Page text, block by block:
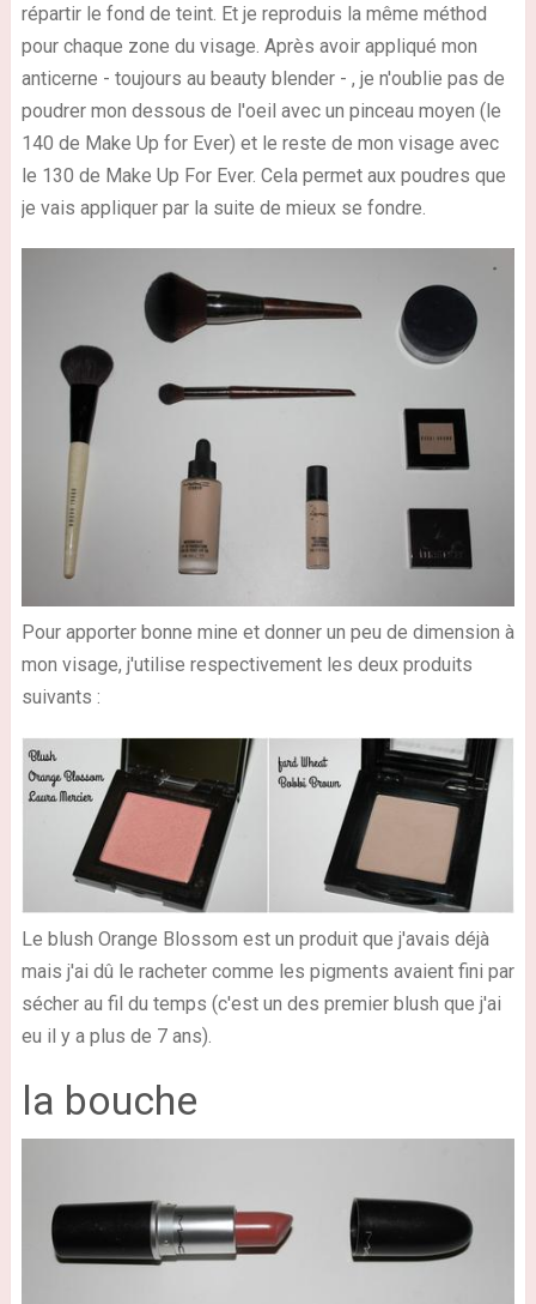
répartir le fond de teint. Et je reproduis la même méthod
pour chaque zone du visage. Après avoir appliqué mon
anticerne - toujours au beauty blender - , je n'oublie pas de
poudrer mon dessous de l'oeil avec un pinceau moyen (le
140 de Make Up for Ever) et le reste de mon visage avec
le 130 de Make Up For Ever. Cela permet aux poudres que
je vais appliquer par la suite de mieux se fondre.
Pour apporter bonne mine et donner un peu de dimension à
mon visage, j'utilise respectivement les deux produits
suivants :
Le blush Orange Blossom est un produit que j'avais déjà
mais j'ai dû le racheter comme les pigments avaient fini par
sécher au fil du temps (c'est un des premier blush que j'ai
eu il y a plus de 7 ans).
la bouche